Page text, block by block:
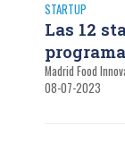
STARTUP
Las 12
Madrid Food
08-07-2023